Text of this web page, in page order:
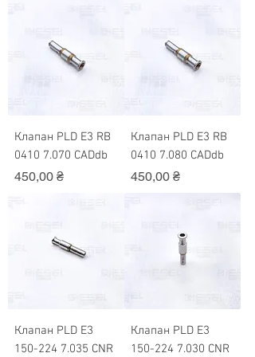
Клапан PLD Е3 RB
0410 7.070 CADdb
Ціна
450,00 ₴
Клапан PLD Е3 RB
0410 7.080 CADdb
Ціна
450,00 ₴
Клапан PLD Е3
150-224 7.035 CNR
Клапан PLD Е3
150-224 7.030 CNR